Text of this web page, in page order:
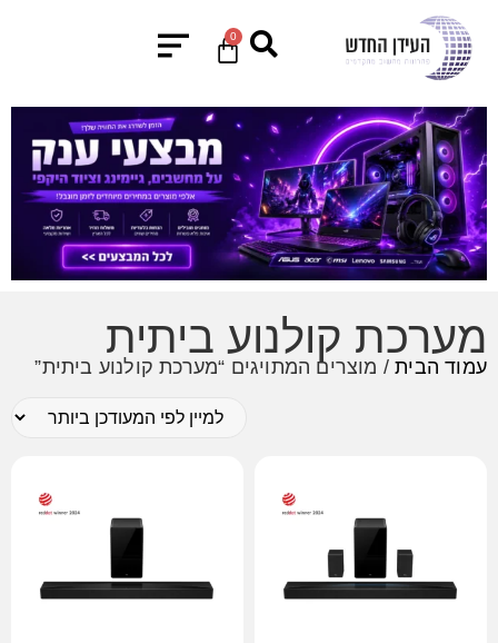
0
מערכת קולנוע ביתית
עמוד הבית/ מוצרים המתויגים “מערכת קולנוע ביתית”